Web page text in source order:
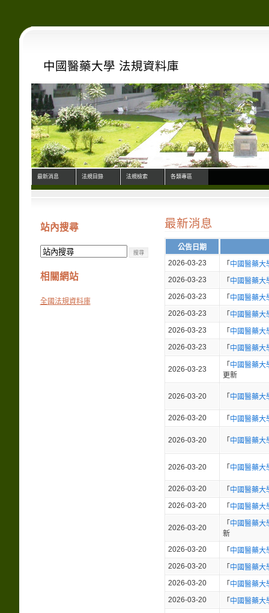
中國醫藥大學 法規資料庫
最新消息 法規目錄 法規檢索 各類專區
最新消息
公告日期
2026-03-23
「 中國醫藥大
2026-03-23
「 中國醫藥大
2026-03-23
「 中國醫藥大
2026-03-23
「 中國醫藥大
2026-03-23
「 中國醫藥大
2026-03-23
「 中國醫藥大
2026-03-23 「 中國醫藥大
更新
2026-03-20 「 中國醫藥大
2026-03-20 「 中國醫藥大
2026-03-20 「 中國醫藥大
2026-03-20 「 中國醫藥大
2026-03-20 「 中國醫藥大
2026-03-20
「 中國醫藥大
2026-03-20 「 中國醫藥大
新
2026-03-20
「 中國醫藥大
2026-03-20
「 中國醫藥大
2026-03-20
「 中國醫藥大
2026-03-20
「 中國醫藥大
站內搜尋
相關網站
全國法規資料庫